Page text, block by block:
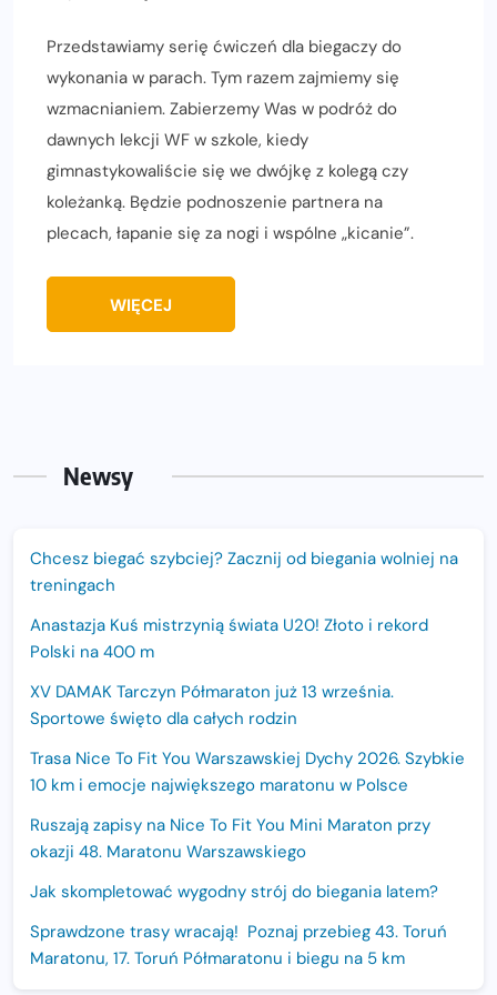
Przedstawiamy serię ćwiczeń dla biegaczy do
wykonania w parach. Tym razem zajmiemy się
wzmacnianiem. Zabierzemy Was w podróż do
dawnych lekcji WF w szkole, kiedy
gimnastykowaliście się we dwójkę z kolegą czy
koleżanką. Będzie podnoszenie partnera na
plecach, łapanie się za nogi i wspólne „kicanie”.
WIĘCEJ
Newsy
Chcesz biegać szybciej? Zacznij od biegania wolniej na
treningach
Anastazja Kuś mistrzynią świata U20! Złoto i rekord
Polski na 400 m
XV DAMAK Tarczyn Półmaraton już 13 września.
Sportowe święto dla całych rodzin
Trasa Nice To Fit You Warszawskiej Dychy 2026. Szybkie
10 km i emocje największego maratonu w Polsce
Ruszają zapisy na Nice To Fit You Mini Maraton przy
okazji 48. Maratonu Warszawskiego
Jak skompletować wygodny strój do biegania latem?
Sprawdzone trasy wracają! Poznaj przebieg 43. Toruń
Maratonu, 17. Toruń Półmaratonu i biegu na 5 km